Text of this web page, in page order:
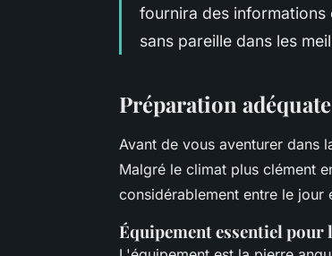
fournira des informations
sans pareille dans les
Préparation
Avant de vous aventurer dans
Malgré le climat plus clément
considérablement entre le jour
Équipement essentiel